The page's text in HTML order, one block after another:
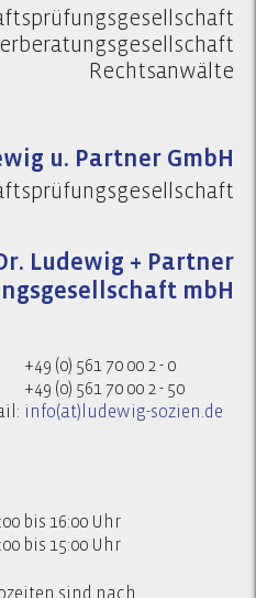
Rechtsanwälte
u. Partner GmbH
Ludewig + Partner
mbH
+49 (0) 561 70 00 2 - 0
+49 (0) 561 70 00 2 - 50
info(at)ludewig-sozien.de
bis 16:00 Uhr
bis 15:00 Uhr
sind nach